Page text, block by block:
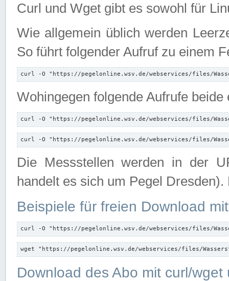
Curl und Wget gibt es sowohl für
Wie allgemein üblich werden
So führt folgender Aufruf zu einem
curl -O "https://pegelonline.wsv.de/webservices/files/
Wohingegen folgende Aufrufe beide
curl -O "https://pegelonline.wsv.de/webservices/files/
curl -O "https://pegelonline.wsv.de/webservices/files/
Die Messstellen werden in der
handelt es sich um Pegel
Beispiele für freien Download
curl -O "https://pegelonline.wsv.de/webservices/files/
wget "https://pegelonline.wsv.de/webservices/files/
Download des Abo mit curl/